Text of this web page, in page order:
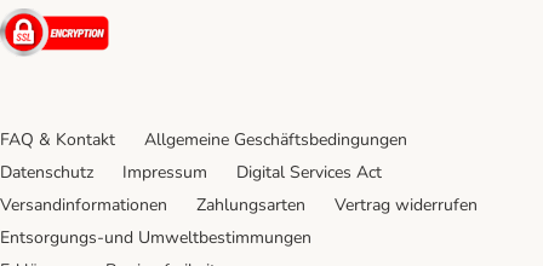
Security
FAQ & Kontakt
Allgemeine Geschäftsbedingungen
Datenschutz
Impressum
Digital Services Act
Versandinformationen
Zahlungsarten
Vertrag widerrufen
Entsorgungs-und Umweltbestimmungen